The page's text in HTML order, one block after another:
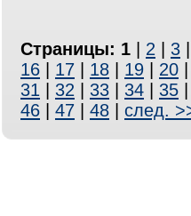
Страницы: 1 2 3
16
17 18 19 20
31
32 33 34 35
46
47 48 след.